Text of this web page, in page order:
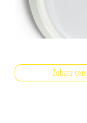
Zobacz